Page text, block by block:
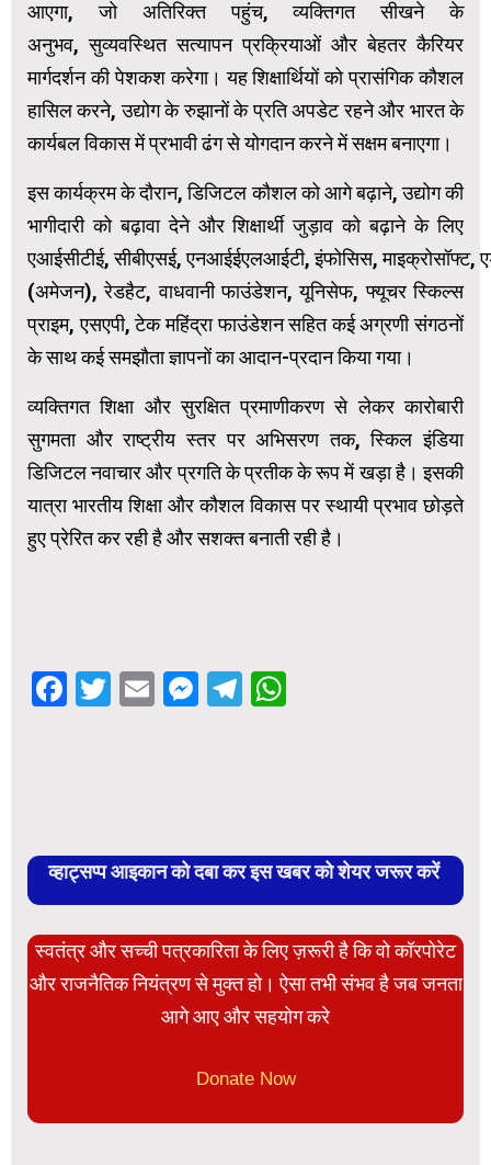
आएगा, जो अतिरिक्त पहुंच, व्यक्तिगत सीखने के
अनुभव, सुव्यवस्थित सत्यापन प्रक्रियाओं और बेहतर कैरियर
मार्गदर्शन की पेशकश करेगा। यह शिक्षार्थियों को प्रासंगिक कौशल
हासिल करने, उद्योग के रुझानों के प्रति अपडेट रहने और भारत के
कार्यबल विकास में प्रभावी ढंग से योगदान करने में सक्षम बनाएगा।
इस कार्यक्रम के दौरान, डिजिटल कौशल को आगे बढ़ाने, उद्योग की
भागीदारी को बढ़ावा देने और शिक्षार्थी जुड़ाव को बढ़ाने के लिए
एआईसीटीई, सीबीएसई, एनआईईएलआईटी, इंफोसिस, माइक्रोसॉफ्ट,
(अमेजन), रेडहैट, वाधवानी फाउंडेशन, यूनिसेफ, फ्यूचर स्किल्स
प्राइम, एसएपी, टेक महिंद्रा फाउंडेशन सहित कई अग्रणी संगठनों
के साथ कई समझौता ज्ञापनों का आदान-प्रदान किया गया।
व्यक्तिगत शिक्षा और सुरक्षित प्रमाणीकरण से लेकर कारोबारी
सुगमता और राष्ट्रीय स्तर पर अभिसरण तक, स्किल इंडिया
डिजिटल नवाचार और प्रगति के प्रतीक के रूप में खड़ा है। इसकी
यात्रा भारतीय शिक्षा और कौशल विकास पर स्थायी प्रभाव छोड़ते
हुए प्रेरित कर रही है और सशक्त बनाती रही है।
Facebook
Twitter
EmailMessenger
Telegram
व्हाट्सप्प आइकान को दबा कर इस खबर को शेयर जरूर करें
स्वतंत्र और सच्ची पत्रकारिता के लिए ज़रूरी है कि वो कॉरपोरेट
और राजनैतिक नियंत्रण से मुक्त हो। ऐसा तभी संभव है जब जनता
आगे आए और सहयोग करे
Donate Now